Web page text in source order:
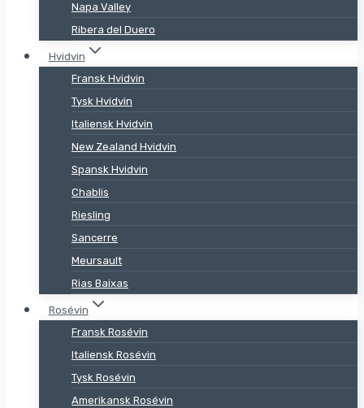
Napa Valley
Ribera del Duero
Hvidvin
Fransk Hvidvin
Tysk Hvidvin
Italiensk Hvidvin
New Zealand Hvidvin
Spansk Hvidvin
Chablis
Riesling
Sancerre
Meursault
Rias Baixas
Rosévin
Fransk Rosévin
Italiensk Rosévin
Tysk Rosévin
Amerikansk Rosévin